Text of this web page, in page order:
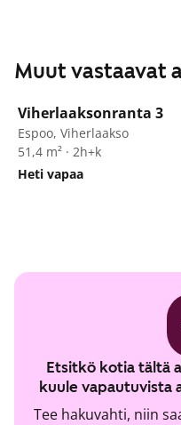
Muut vastaavat
Viherlaaksonranta 3
Espoo, Viherlaakso
51,4 m² · 2h+k
Heti vapaa
Etsitkö kotia tältä
kuule vapautuvista
Tee hakuvahti, niin